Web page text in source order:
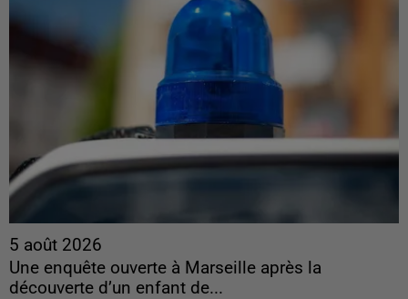
5 août 2026
Une enquête ouverte à Marseille après la
découverte d’un enfant de...